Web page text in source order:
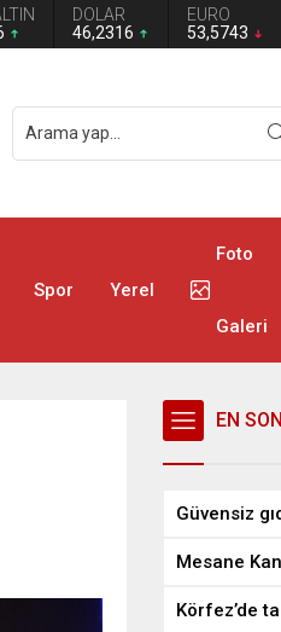
DOLAR
46,2316
EURO
53,5743
Spor Yerel
Foto
Galeri
EN